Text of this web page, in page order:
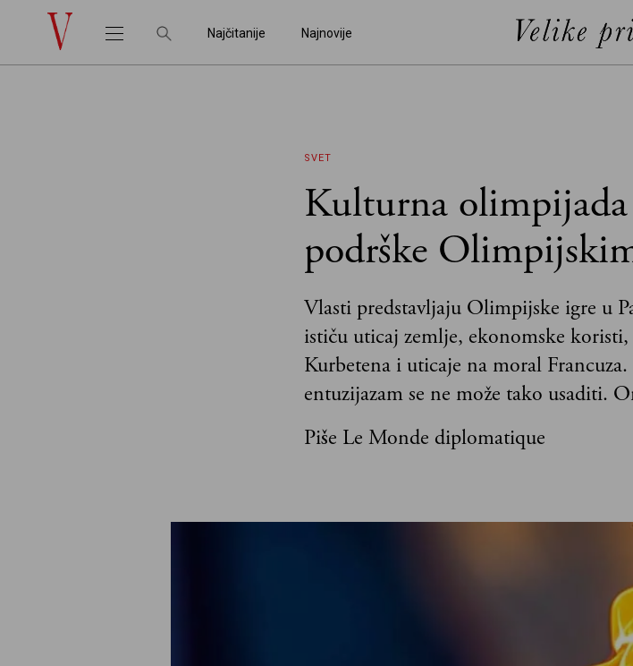
Najčitanije Najnovije
SVET
Kulturna
podrške
Vlasti predstavljaju Olimpijske igre u
ističu uticaj zemlje, ekonomske koristi,
Kurbetena i uticaje na moral
entuzijazam se ne može tako usaditi.
Piše Le Monde diplomatique